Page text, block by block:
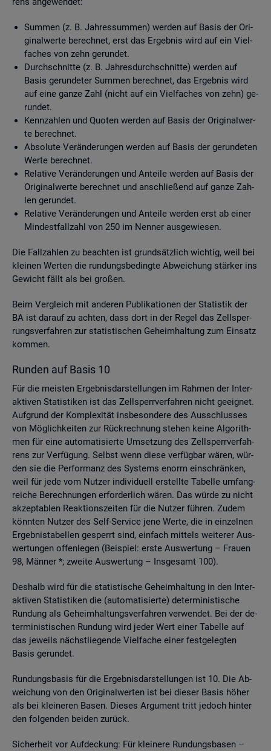
Sum­men (z. B. Jah­res­sum­men) wer­den auf Basis der Ori­
gi­nal­wer­te be­rech­net, erst das Er­geb­nis wird auf ein Viel­
fa­ches von zehn ge­run­det.
Durch­schnit­te (z. B. Jah­res­durch­schnit­te) wer­den auf
Basis ge­run­de­ter Sum­men be­rech­net, das Er­geb­nis wird
auf eine ganze Zahl (nicht auf ein Viel­fa­ches von zehn) ge­
run­det.
Kenn­zah­len und Quo­ten wer­den auf Basis der Ori­gi­nal­wer­
te be­rech­net.
Ab­so­lu­te Ver­än­de­run­gen wer­den auf Basis der ge­run­de­ten
Werte be­rech­net.
Re­la­ti­ve Ver­än­de­run­gen und An­tei­le wer­den auf Basis der
Ori­gi­nal­wer­te be­rech­net und an­schlie­ßend auf ganze Zah­
len ge­run­det.
Re­la­ti­ve Ver­än­de­run­gen und An­tei­le wer­den erst ab einer
Min­dest­fall­zahl von 250 im Nen­ner aus­ge­wie­sen.
Die Fall­zah­len zu be­ach­ten ist grund­sätz­lich wich­tig, weil bei
klei­nen Wer­ten die run­dungs­be­ding­te Ab­wei­chung stär­ker ins
Ge­wicht fällt als bei gro­ßen.
Beim Ver­gleich mit an­de­ren Pu­bli­ka­tio­nen der Sta­tis­tik der
BA ist dar­auf zu ach­ten, dass dort in der Regel das Zell­sper­
rungs­ver­fah­ren zur sta­tis­ti­schen Ge­heim­hal­tung zum Ein­satz
kom­men.
Run­den auf Basis 10
Für die meis­ten Er­geb­nis­dar­stel­lun­gen im Rah­men der In­ter­
ak­ti­ven Sta­tis­ti­ken ist das Zell­sperr­ver­fah­ren nicht ge­eig­net.
Auf­grund der Kom­ple­xi­tät ins­be­son­de­re des Aus­schlus­ses
von Mög­lich­kei­ten zur Rück­rech­nung ste­hen keine Al­go­rith­
men für eine au­to­ma­ti­sier­te Um­set­zung des Zell­sperr­ver­fah­
rens zur Ver­fü­gung. Selbst wenn diese ver­füg­bar wären, wür­
den sie die Per­for­manz des Sys­tems enorm ein­schrän­ken,
weil für jede vom Nut­zer in­di­vi­du­ell er­stell­te Ta­bel­le um­fang­
rei­che Be­rech­nun­gen er­for­der­lich wären. Das würde zu nicht
ak­zep­ta­blen Re­ak­ti­ons­zei­ten für die Nut­zer füh­ren. Zudem
könn­ten Nut­zer des Self-Ser­vice jene Werte, die in ein­zel­nen
Er­geb­nis­ta­bel­len ge­sperrt sind, ein­fach mit­tels wei­te­rer Aus­
wer­tun­gen of­fen­le­gen (Bei­spiel: erste Aus­wer­tung – Frau­en
98, Män­ner *; zwei­te Aus­wer­tung – Ins­ge­samt 100).
Des­halb wird für die sta­tis­ti­sche Ge­heim­hal­tung in den In­ter­
ak­ti­ven Sta­tis­ti­ken die (au­to­ma­ti­sier­te) de­ter­mi­nis­ti­sche
Run­dung als Ge­heim­hal­tungs­ver­fah­ren ver­wen­det. Bei der de­
ter­mi­nis­ti­schen Run­dung wird jeder Wert einer Ta­bel­le auf
das je­weils nächst­lie­gen­de Viel­fa­che einer fest­ge­leg­ten
Basis ge­run­det.
Run­dungs­ba­sis für die Er­geb­nis­dar­stel­lun­gen ist 10. Die Ab­
wei­chung von den Ori­gi­nal­wer­ten ist bei die­ser Basis höher
als bei klei­ne­ren Basen. Die­ses Ar­gu­ment tritt je­doch hin­ter
den fol­gen­den bei­den zu­rück.
Si­cher­heit vor Auf­de­ckung: Für klei­ne­re Run­dungs­ba­sen –